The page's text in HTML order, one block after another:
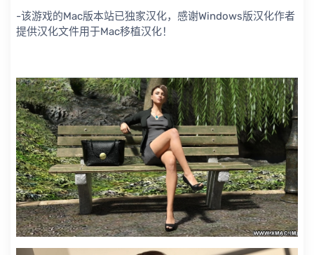
-该游戏的Mac版本站已独家汉化，感谢Windows版汉化作者
提供汉化文件用于Mac移植汉化！